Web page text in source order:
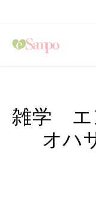
雑学 エ
オハ